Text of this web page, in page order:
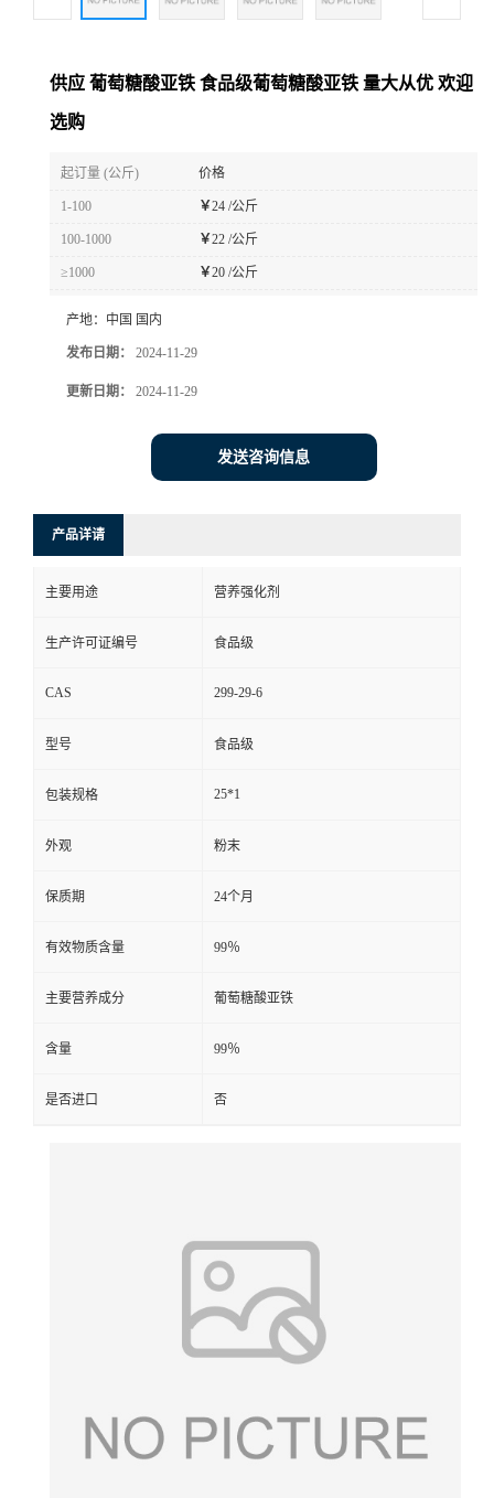
供应 葡萄糖酸亚铁 食品级葡萄糖酸亚铁 量大从优 欢迎
选购
起订量 (公斤) 价格
1-100 ￥24 /公斤
100-1000 ￥22 /公斤
≥1000 ￥20 /公斤
产地： 中国 国内
发布日期： 2024-11-29
更新日期： 2024-11-29
发送咨询信息
产品详请
主要用途 营养强化剂
生产许可证编号 食品级
CAS 299-29-6
型号 食品级
包装规格 25*1
外观 粉末
保质期 24个月
有效物质含量 99％
主要营养成分 葡萄糖酸亚铁
含量 99％
是否进口 否